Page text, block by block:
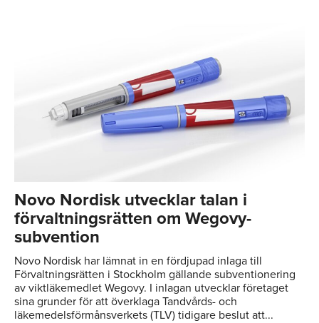
Novo Nordisk utvecklar talan i
förvaltningsrätten om Wegovy-
subvention
Novo Nordisk har lämnat in en fördjupad inlaga till
Förvaltningsrätten i Stockholm gällande subventionering
av viktläkemedlet Wegovy. I inlagan utvecklar företaget
sina grunder för att överklaga Tandvårds- och
läkemedelsförmånsverkets (TLV) tidigare beslut att...